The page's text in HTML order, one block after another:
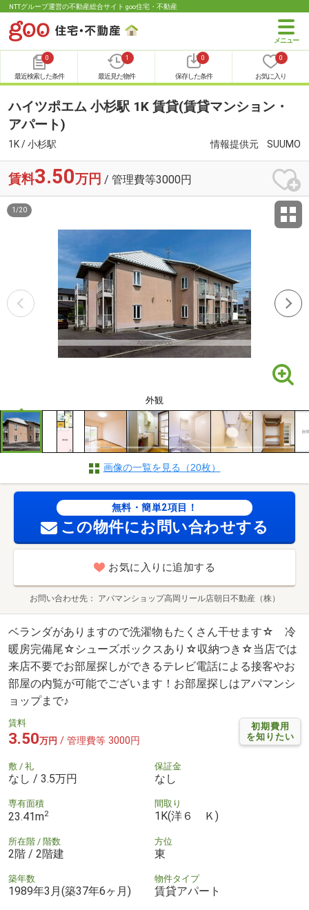
NTTグループ運営の不動産総合サイト goo住宅・不動産
0
最近検索した条件
1
最近見た物件
0
保存した条件
0
お気に入り
ハイツポエム 小杉駅 1K 賃貸(賃貸マンション・
アパート)
1K / 小杉駅 情報提供元 SUUMO
賃料3.50万円 / 管理費等3000円
外観
1 /20
画像の一覧を見る（20枚）
無料・簡単2項目！
この物件にお問い合わせする
お気に入りに追加する
お問い合わせ先 アパマンショップ高岡リール店朝日不動産（株）
ベランダがありますので洗濯物もたくさん干せます☆ 冷
暖房完備尾☆シューズボックスあり☆収納つき☆当店では
来店不要でお部屋探しができるテレビ電話による接客やお
部屋の内覧が可能でございます！お部屋探しはアパマンシ
ョップまで♪
初期費用
を知りたい
賃料
3.50万円 / 管理費等 3000円
敷 / 礼
なし / 3.5万円
保証金
なし
専有面積
23.41m2
間取り
1K(洋６ Ｋ)
所在階 / 階数
2階 / 2階建
方位
東
築年数
1989年3月(築37年6ヶ月)
物件タイプ
賃貸アパート